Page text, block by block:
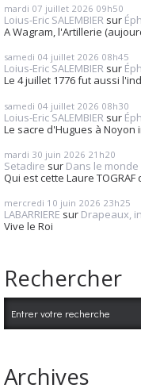
mardi 07 juillet 2026 09h50
Loius-Eric SALEMBIER sur
A Wagram, l'Artillerie
samedi 04 juillet 2026 08h45
Loius-Eric SALEMBIER sur
Le 4 juillet 1776 fut aussi
samedi 04 juillet 2026 08h30
Loius-Eric SALEMBIER sur
Le sacre d'Hugues à Noyon
mardi 30 juin 2026 21h20
Setadire sur Dans le
Qui est cette Laure
mercredi 10 juin 2026 23h25
LABARRIERE sur Drapeaux,
Vive le Roi
Rechercher
Archives